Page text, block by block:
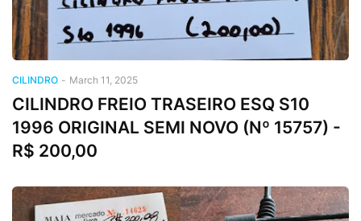
CILINDRO - March 11, 2025
CILINDRO FREIO TRASEIRO ESQ S10
1996 ORIGINAL SEMI NOVO (Nº 15757) -
R$ 200,00